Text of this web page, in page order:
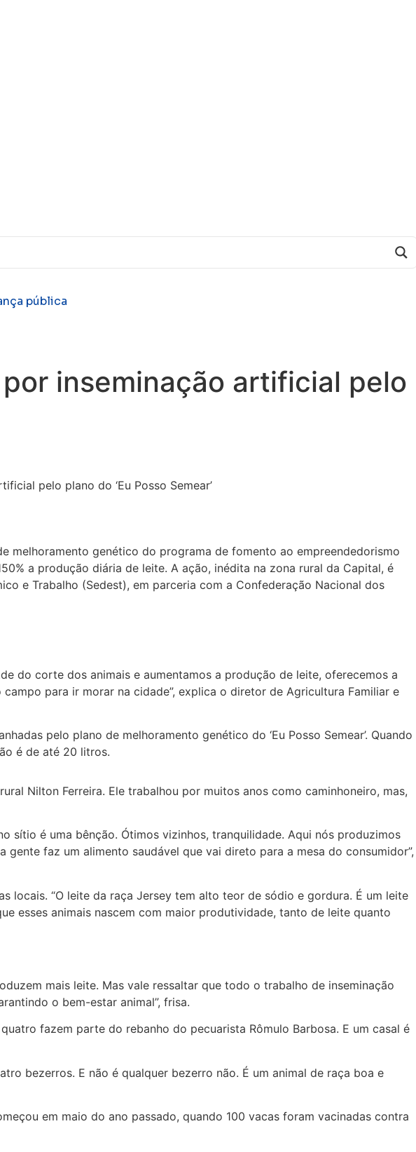
pública
inseminação artificial pelo
melhoramento genético do programa de fomento ao empreendedorismo
a produção diária de leite. A ação, inédita na zona rural da Capital, é
e Trabalho (Sedest), em parceria com a Confederação Nacional dos
do corte dos animais e aumentamos a produção de leite, oferecemos a
para ir morar na cidade”, explica o diretor de Agricultura Familiar e
pelo plano de melhoramento genético do ‘Eu Posso Semear’. Quando
é de até 20 litros.
Nilton Ferreira. Ele trabalhou por muitos anos como caminhoneiro, mas,
sítio é uma bênção. Ótimos vizinhos, tranquilidade. Aqui nós produzimos
faz um alimento saudável que vai direto para a mesa do consumidor”,
locais. “O leite da raça Jersey tem alto teor de sódio e gordura. É um leite
esses animais nascem com maior produtividade, tanto de leite quanto
mais leite. Mas vale ressaltar que todo o trabalho de inseminação
o bem-estar animal”, frisa.
fazem parte do rebanho do pecuarista Rômulo Barbosa. E um casal é
bezerros. E não é qualquer bezerro não. É um animal de raça boa e
em maio do ano passado, quando 100 vacas foram vacinadas contra